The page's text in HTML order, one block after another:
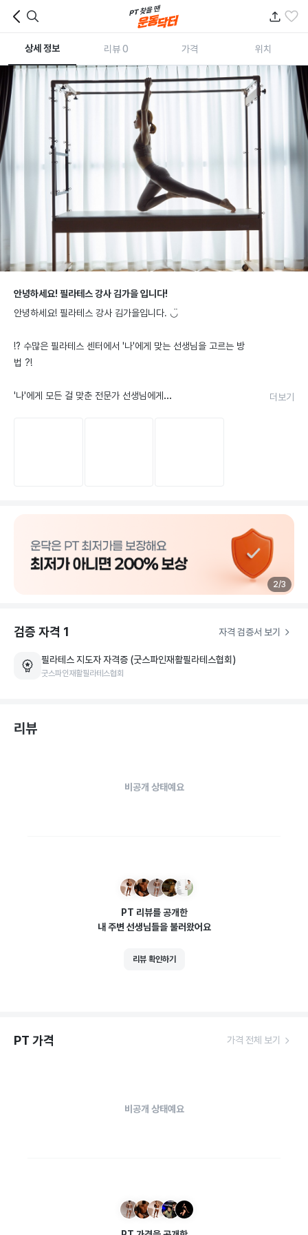
상세 정보 리뷰 0 가격 위치
김가을선생님
검증 자격1
안녕하세요! 필라테스 강사 김가을 입니다!
안녕하세요! 필라테스 강사 김가을입니다. ◡̈
⁉️ 수많은 필라테스 센터에서 '나'에게 맞는 선생님을 고르는 방
법 ?!
'나'에게 모든 걸 맞춘 전문가 선생님에게
있는 수업의 퀄리티를 제공해 드리겠습니다.
피로로 매일 피곤할 삶을 살고 계신 분들!
굳어 있는 몸을 풀고 삶에 활력을 불어 넣어드리는 「 기초 체력
향상 & 신체 기능 활성화 프로그램 」 을 지도해 드려요.
체력 향상과 체중 감량을 동시에 진행하는 「 다이어트 프로그램
더보기
2/3
검증 자격 1 자격 검증서 보기
필라테스 지도자 자격증 (굿스파인재활필라테스협회)
굿스파인재활필라테스협회
리뷰
비공개 상태예요
PT 리뷰를 공개한
내 주변 선생님들을 불러왔어요
리뷰 확인하기
PT 가격 가격 전체 보기
비공개 상태예요